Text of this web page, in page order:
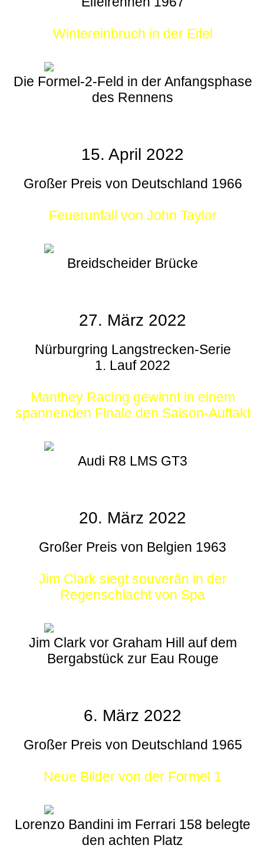
Wintereinbruch in der Eifel
Die Formel-2-Feld in der Anfangsphase
des Rennens
15. April 2022
Großer Preis von Deutschland 1966
Feuerunfall von John Taylor
Breidscheider Brücke
27. März 2022
Nürburgring Langstrecken-Serie
1. Lauf 2022
Manthey Racing gewinnt in einem
spannenden Finale den Saison-Auftakt
Audi R8 LMS GT3
20. März 2022
Großer Preis von Belgien 1963
Jim Clark siegt souverän in der
Regenschlacht von Spa
Jim Clark vor Graham Hill auf dem
Bergabstück zur Eau Rouge
6. März 2022
Großer Preis von Deutschland 1965
Neue Bilder von der Formel 1
Lorenzo Bandini im Ferrari 158 belegte
den achten Platz